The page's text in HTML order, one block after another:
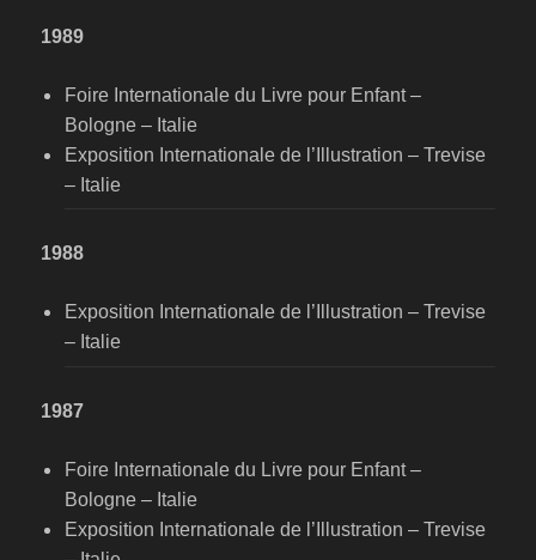
1989
Foire Internationale du Livre pour Enfant –
Bologne – Italie
Exposition Internationale de l’Illustration – Trevise
– Italie
1988
Exposition Internationale de l’Illustration – Trevise
– Italie
1987
Foire Internationale du Livre pour Enfant –
Bologne – Italie
Exposition Internationale de l’Illustration – Trevise